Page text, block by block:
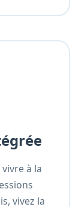
à la
vivez la